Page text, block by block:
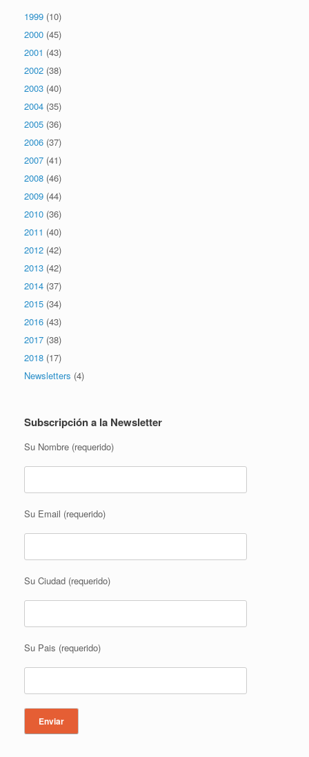
1999 (10)
2000 (45)
2001 (43)
2002 (38)
2003 (40)
2004 (35)
2005 (36)
2006 (37)
2007 (41)
2008 (46)
2009 (44)
2010 (36)
2011 (40)
2012 (42)
2013 (42)
2014 (37)
2015 (34)
2016 (43)
2017 (38)
2018 (17)
Newsletters (4)
Subscripción a la Newsletter
Su Nombre (requerido)
Su Email (requerido)
Su Ciudad (requerido)
Su Pais (requerido)